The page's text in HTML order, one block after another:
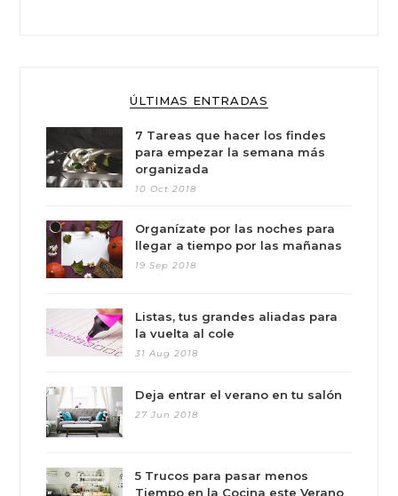
ÚLTIMAS ENTRADAS
7 Tareas que hacer los findes
para empezar la semana más
organizada
10 Oct 2018
Organízate por las noches para
llegar a tiempo por las mañanas
19 Sep 2018
Listas, tus grandes aliadas para
la vuelta al cole
31 Aug 2018
Deja entrar el verano en tu salón
27 Jun 2018
5 Trucos para pasar menos
Tiempo en la Cocina este Verano